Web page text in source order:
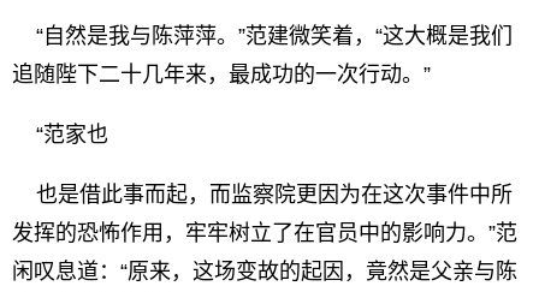
“自然是我与陈萍萍。”范建微笑着，“这大概是我们
追随陛下二十几年来，最成功的一次行动。”
“范家也
也是借此事而起，而监察院更因为在这次事件中所
发挥的恐怖作用，牢牢树立了在官员中的影响力。”范
闲叹息道：“原来，这场变故的起因，竟然是父亲与陈